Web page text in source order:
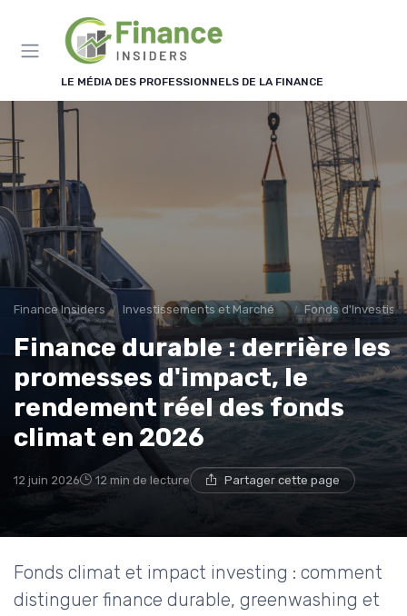
LE MÉDIA DES PROFESSIONNELS DE LA FINANCE
Finance Insiders Investissements et Marchés Financiers Fonds
Finance durable : derrière les
promesses d'impact, le
rendement réel des fonds
climat en 2026
12 juin 2026 12 min de lecture Partager cette page
Fonds climat et impact investing : comment
distinguer finance durable, greenwashing et